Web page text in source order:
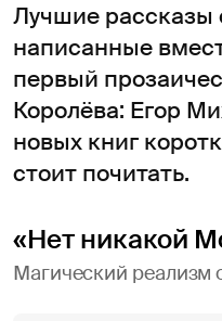
Лучшие рассказы
написанные
первый
Королёва: Егор
новых книг
стоит почитать.
«Нет никакой
Магический реализм